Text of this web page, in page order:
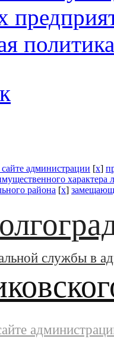
политика
сайте администрации [x]
характера
района [x]
службы в